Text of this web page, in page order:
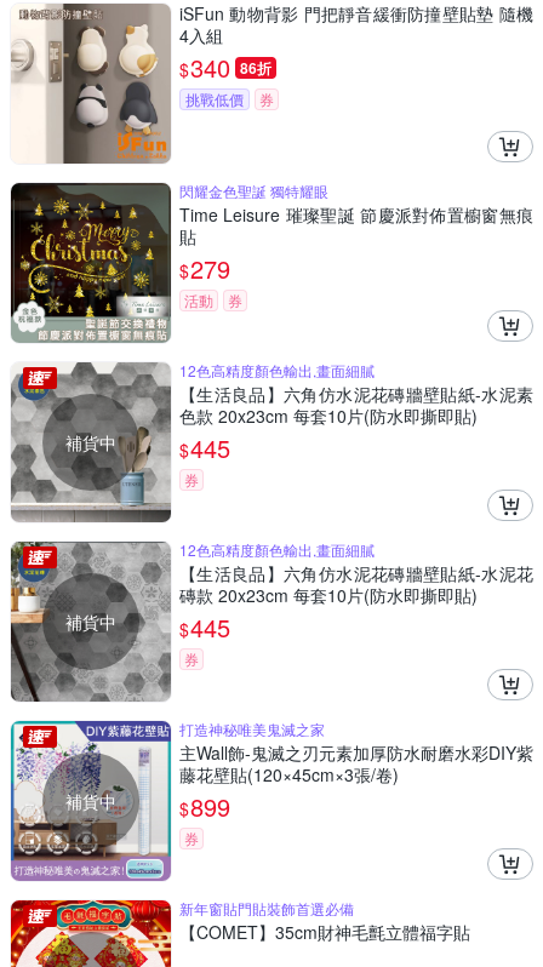
iSFun 動物背影 門把靜音緩衝防撞壁貼墊 隨機
4入組
$340 86折
挑戰低價 券
閃耀金色聖誕 獨特耀眼
Time Leisure 璀璨聖誕 節慶派對佈置櫥窗無痕
貼
$279
活動 券
補貨中
12色高精度顏色輸出,畫面細膩
【生活良品】六角仿水泥花磚牆壁貼紙-水泥素
色款 20x23cm 每套10片(防水即撕即貼)
$445
券
補貨中
12色高精度顏色輸出,畫面細膩
【生活良品】六角仿水泥花磚牆壁貼紙-水泥花
磚款 20x23cm 每套10片(防水即撕即貼)
$445
券
補貨中
打造神秘唯美鬼滅之家
主Wall飾-鬼滅之刃元素加厚防水耐磨水彩DIY紫
藤花壁貼(120×45cm×3張/卷)
$899
券
新年窗貼門貼裝飾首選必備
【COMET】35cm財神毛氈立體福字貼